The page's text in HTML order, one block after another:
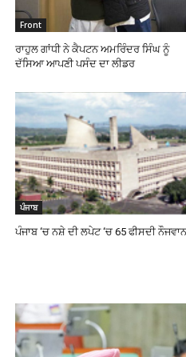
Front
ਰਾਹੁਲ ਗਾਂਧੀ ਨੇ ਕੈਪਟਨ ਅਮਰਿੰਦਰ ਸਿੰਘ ਨੂੰ
ਦੱਸਿਆ ਆਪਣੀ ਪਸੰਦ ਦਾ ਲੀਡਰ
ਪੰਜਾਬ
ਪੰਜਾਬ ‘ਚ ਨਸ਼ੇ ਦੀ ਲਪੇਟ ‘ਚ 65 ਫੀਸਦੀ